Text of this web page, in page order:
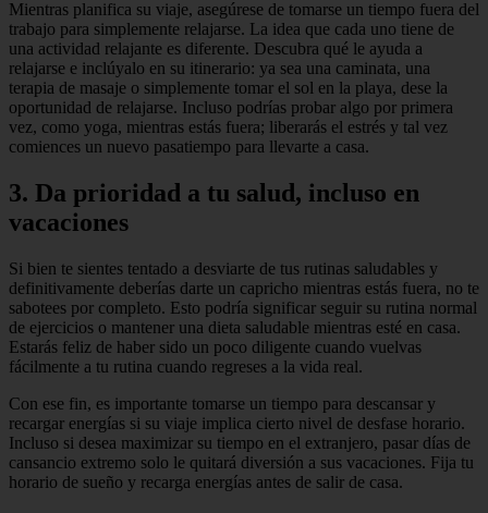
Mientras planifica su viaje, asegúrese de tomarse un tiempo fuera del
trabajo para simplemente relajarse. La idea que cada uno tiene de
una actividad relajante es diferente. Descubra qué le ayuda a
relajarse e inclúyalo en su itinerario: ya sea una caminata, una
terapia de masaje o simplemente tomar el sol en la playa, dese la
oportunidad de relajarse. Incluso podrías probar algo por primera
vez, como yoga, mientras estás fuera; liberarás el estrés y tal vez
comiences un nuevo pasatiempo para llevarte a casa.
3. Da prioridad a tu salud, incluso en
vacaciones
Si bien te sientes tentado a desviarte de tus rutinas saludables y
definitivamente deberías darte un capricho mientras estás fuera, no te
sabotees por completo. Esto podría significar seguir su rutina normal
de ejercicios o mantener una dieta saludable mientras esté en casa.
Estarás feliz de haber sido un poco diligente cuando vuelvas
fácilmente a tu rutina cuando regreses a la vida real.
Con ese fin, es importante tomarse un tiempo para descansar y
recargar energías si su viaje implica cierto nivel de desfase horario.
Incluso si desea maximizar su tiempo en el extranjero, pasar días de
cansancio extremo solo le quitará diversión a sus vacaciones. Fija tu
horario de sueño y recarga energías antes de salir de casa.